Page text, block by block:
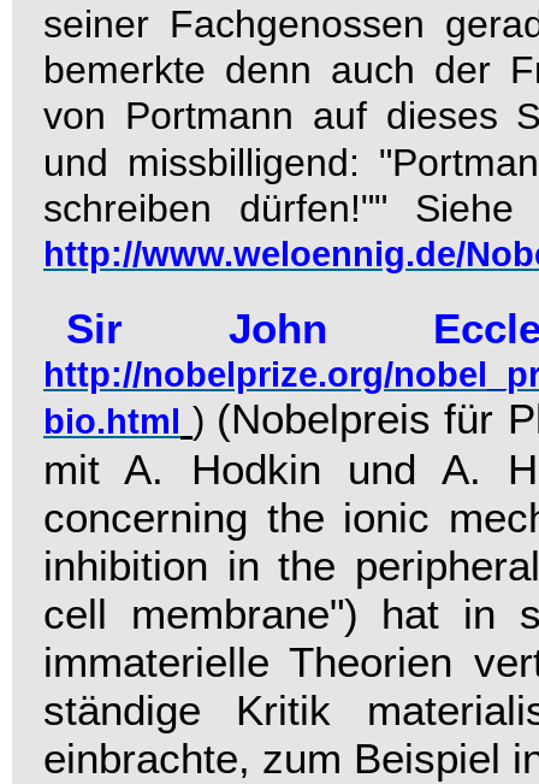
seiner Fachgenossen
bemerkte denn auch der
von Portmann auf dieses
und missbilligend:
schreiben dürfen!""
http://www.weloennig.de/
Sir John
http://nobelprize.org/
bio.html
) (Nobelpreis für
mit A. Hodkin und A.
concerning the ionic
inhibition in the
cell membrane") hat in
immaterielle Theorien
ständige Kritik
einbrachte, zum Beispiel